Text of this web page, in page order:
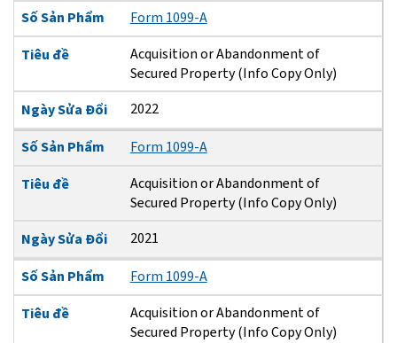
Số Sản Phẩm
Form 1099-A
Tiêu đề
Acquisition or Abandonment of
Secured Property (Info Copy Only)
Ngày Sửa Đổi
2022
Số Sản Phẩm
Form 1099-A
Tiêu đề
Acquisition or Abandonment of
Secured Property (Info Copy Only)
Ngày Sửa Đổi
2021
Số Sản Phẩm
Form 1099-A
Tiêu đề
Acquisition or Abandonment of
Secured Property (Info Copy Only)